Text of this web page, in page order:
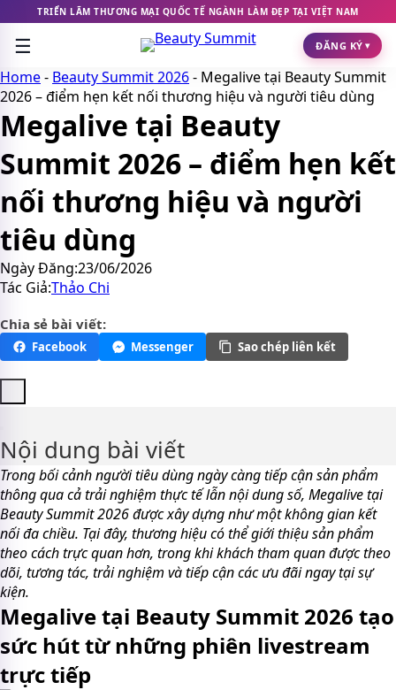
Chuyển
đến
nội
dung
TRIỂN LÃM THƯƠNG MẠI QUỐC TẾ NGÀNH LÀM ĐẸP TẠI VIỆT NAM
☰ ĐĂNG KÝ ▾
Home- Beauty Summit 2026- Megalive tại Beauty Summit
2026 – điểm hẹn kết nối thương hiệu và người tiêu dùng
Megalive tại Beauty
Summit 2026 – điểm hẹn kết
nối thương hiệu và người
tiêu dùng
Ngày Đăng:23/06/2026
Tác Giả:Thảo Chi
Chia sẻ bài viết:
Facebook Messenger Sao chép liên kết
Nội dung bài viết
Trong bối cảnh người tiêu dùng ngày càng tiếp cận sản phẩm
thông qua cả trải nghiệm thực tế lẫn nội dung số, Megalive tại
Beauty Summit 2026 được xây dựng như một không gian kết
nối đa chiều. Tại đây, thương hiệu có thể giới thiệu sản phẩm
theo cách trực quan hơn, trong khi khách tham quan được theo
dõi, tương tác, trải nghiệm và tiếp cận các ưu đãi ngay tại sự
kiện.
Megalive tại Beauty Summit 2026 tạo
sức hút từ những phiên livestream
trực tiếp